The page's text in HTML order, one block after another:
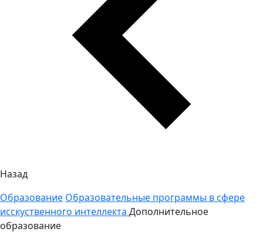
Назад
Образование Образовательные программы в сфере
исскуственного интеллекта Дополнительное
образование